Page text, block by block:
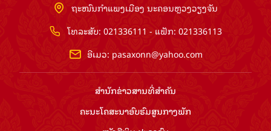
ຖະໜົນກຳແພງເມືອງ ນະຄອນຫຼວງວຽງຈັນ
ໂທລະສັບ: 021336111 - ແຟັກ: 021336113
ອີເມວ: pasaxonn@yahoo.com
ສຳ​ນັກ​ຂ່າວ​ສານ​ທີ່​ສຳ​ຄັນ​
ຄະນະໂຄສະນາອົບຮົມ​ສູນ​ກາງ​ພັກ